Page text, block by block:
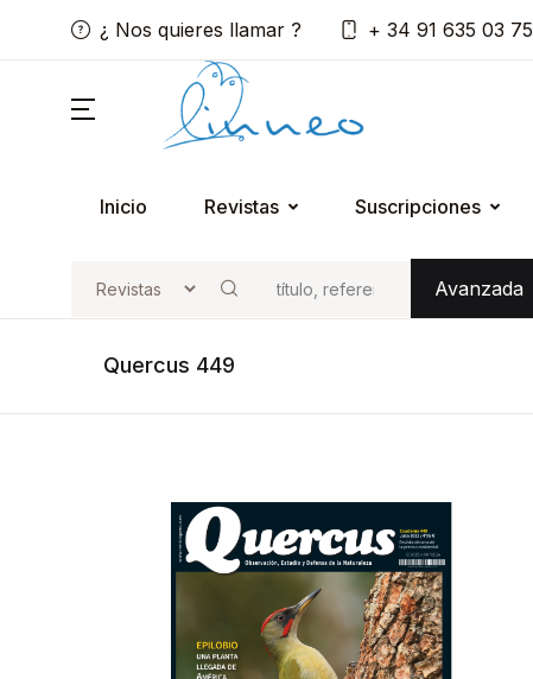
¿ Nos quieres llamar ? + 34 91 635 03 75
Inicio Revistas Suscripciones
Buscar
Avanzada
Quercus 449